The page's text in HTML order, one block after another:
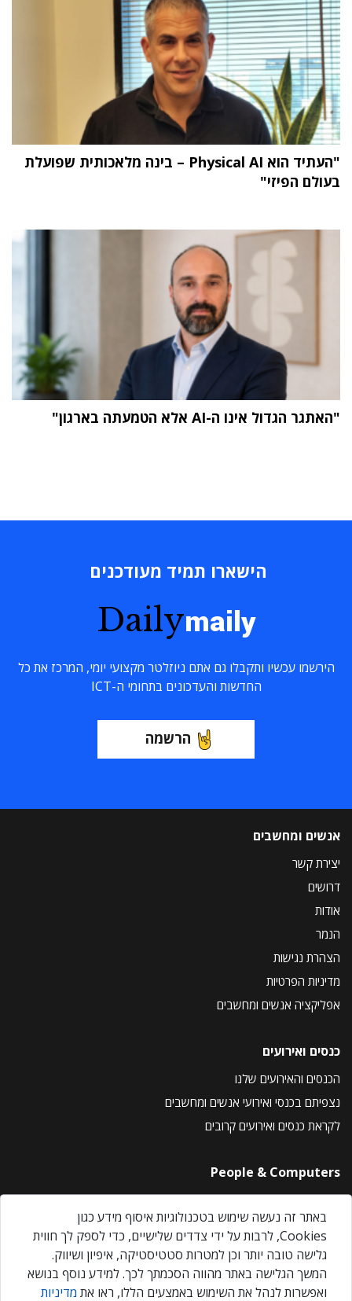
"העתיד הוא Physical AI – בינה מלאכותית שפועלת
בעולם הפיזי"
"האתגר הגדול אינו ה-AI אלא הטמעתה בארגון"
הישארו תמיד מעודכנים
Dailymaily
הירשמו עכשיו ותקבלו גם אתם ניוזלטר מקצועי יומי, המרכז את כל
החדשות והעדכונים בתחומי ה-ICT
הרשמה
אנשים ומחשבים
יצירת קשר
דרושים
אודות
הנמר
הצהרת נגישות
מדיניות הפרטיות
אפליקציה אנשים ומחשבים
כנסים ואירועים
הכנסים והאירועים שלנו
נצפיתם בכנסי ואירועי אנשים ומחשבים
לקראת כנסים ואירועים קרובים
People & Computers
About Us
Privacy Policy
Contact Us
Our Events
באתר זה נעשה שימוש בטכנולוגיות איסוף מידע כגון
Cookies, לרבות על ידי צדדים שלישיים, כדי לספק לך חווית
גלישה טובה יותר וכן למטרות סטטיסטיקה, איפיון ושיווק.
המשך הגלישה באתר מהווה הסכמתך לכך. למידע נוסף בנושא
ואפשרות לנהל את השימוש באמצעים הללו, ראו את מדיניות